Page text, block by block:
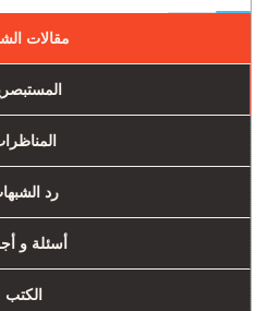
مقالات
رد
أسئلة و
الكتب